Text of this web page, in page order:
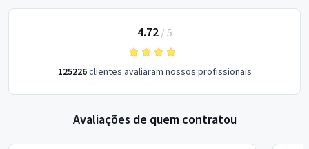
4.72/ 5
125226clientes avaliaram nossos profissionais
Avaliações de quem contratou